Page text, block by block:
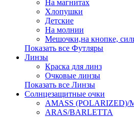
На магнитах
Хлопушки
Детские
На молнии
Мешочки,на кнопке,
Показать все Футляры
Линзы
Краска для линз
Очковые линзы
Показать все Линзы
Солнцезащитные очки
AMASS (POLARIZED)/
ARAS/BARLETTA